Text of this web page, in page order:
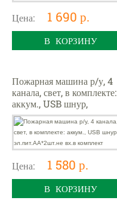
Цена: 1 690 р.
В КОРЗИНУ
Пожарная машина р/у, 4
канала, свет, в комплекте:
аккум., USB шнур,
эл.пит.АА*2шт.не вх.в
комплект
Цена: 1 580 р.
В КОРЗИНУ